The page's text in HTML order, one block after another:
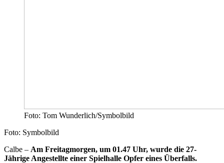
Foto: Tom Wunderlich/Symbolbild
Foto: Symbolbild
Calbe – Am Freitagmorgen, um 01.47 Uhr, wurde die 27-
Jährige Angestellte einer Spielhalle Opfer eines Überfalls.